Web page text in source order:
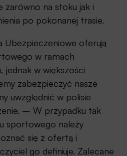
zarówno na stoku jak i
po pokonanej trasie.
Ubezpieczeniowe oferują
w ramach
jednak w większości
zabezpieczyć nasze
uwzględnić w polisie
– W przypadku tak
sportowego należy
się z ofertą i
go definiuje. Zalecane